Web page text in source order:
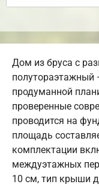
Дом из бруса с
полутораэтажный
продуманной
проверенные
проводится на
площадь
комплектации
междуэтажных
10 см, тип крыши